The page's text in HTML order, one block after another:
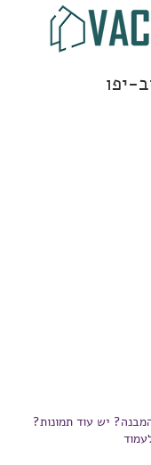
יש עוד תמונות?